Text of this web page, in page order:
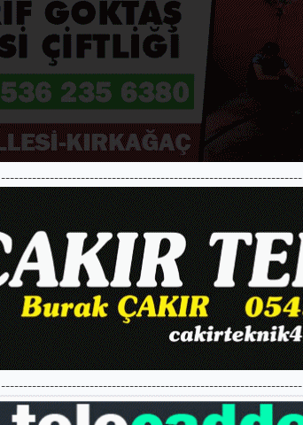
--------------------------------------------------------------------
--------------------------------------------------------------------